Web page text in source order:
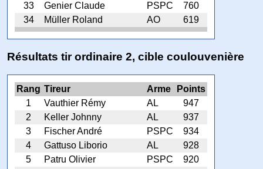
33
Genier Claude PSPC
760
34
Müller Roland AO 619
Résultats tir ordinaire 2, cible coulouvenière
Rang Tireur Arme
Points
1
Vauthier Rémy AL
947
2
Keller Johnny AL
937
3
Fischer André PSPC
934
4
Gattuso Liborio AL
928
5
Patru Olivier PSPC
920